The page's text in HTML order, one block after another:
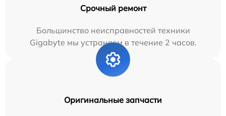
Срочный ремонт
Большинство неисправностей техники
Gigabyte мы устраняем в течение 2 часов.
Оригинальные запчасти